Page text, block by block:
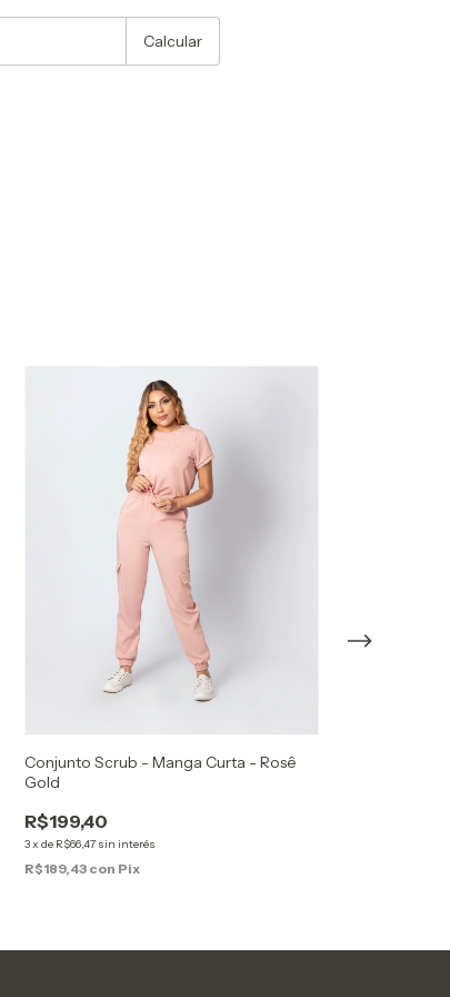
Calcular
Conjunto Scrub - Manga Curta - Rosê
Gold
R$199,40
3x de R$66,47 sin interés
R$189,43 con Pix